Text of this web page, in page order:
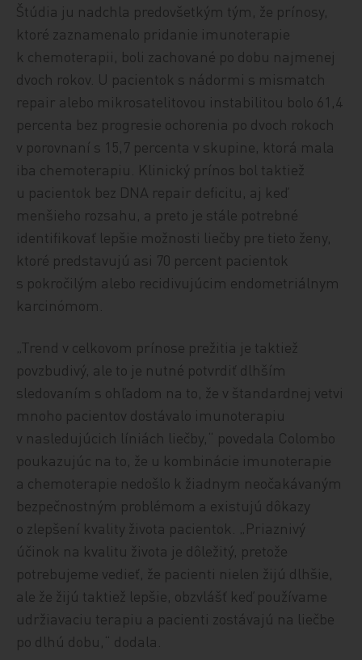
Štúdia ju nadchla predovšetkým tým, že prínosy,
ktoré zaznamenalo pridanie imunoterapie
k chemoterapii, boli zachované po dobu najmenej
dvoch rokov. U pacientok s nádormi s mismatch
repair alebo mikrosatelitovou instabilitou bolo 61,4
percenta bez progresie ochorenia po dvoch rokoch
v porovnaní s 15,7 percenta v skupine, ktorá mala
iba chemoterapiu. Klinický prínos bol taktiež
u pacientok bez DNA repair deficitu, aj keď
menšieho rozsahu, a preto je stále potrebné
identifikovať lepšie možnosti liečby pre tieto ženy,
ktoré predstavujú asi 70 percent pacientok
s pokročilým alebo recidivujúcim endometriálnym
karcinómom.
„Trend v celkovom prínose prežitia je taktiež
povzbudivý, ale to je nutné potvrdiť dlhším
sledovaním s ohľadom na to, že v štandardnej vetvi
mnoho pacientov dostávalo imunoterapiu
v nasledujúcich líniách liečby,“ povedala Colombo
poukazujúc na to, že u kombinácie imunoterapie
a chemoterapie nedošlo k žiadnym neočakávaným
bezpečnostným problémom a existujú dôkazy
o zlepšení kvality života pacientok. „Priaznivý
účinok na kvalitu života je dôležitý, pretože
potrebujeme vedieť, že pacienti nielen žijú dlhšie,
ale že žijú taktiež lepšie, obzvlášť keď používame
udržiavaciu terapiu a pacienti zostávajú na liečbe
po dlhú dobu,“ dodala.